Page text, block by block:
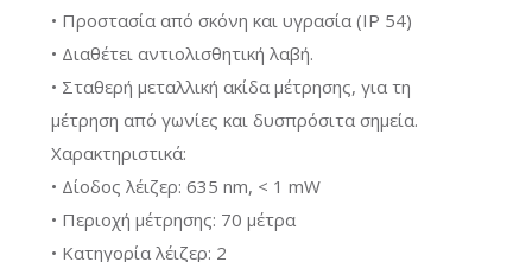
• Προστασία από σκόνη και υγρασία (IP 54)
• Διαθέτει αντιολισθητική λαβή.
• Σταθερή μεταλλική ακίδα μέτρησης, για τη
μέτρηση από γωνίες και δυσπρόσιτα σημεία.
Χαρακτηριστικά:
• Δίοδος λέιζερ: 635 nm, < 1 mW
• Περιοχή μέτρησης: 70 μέτρα
• Κατηγορία λέιζερ: 2